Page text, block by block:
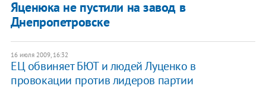
Яценюка не пустили на завод в
Днепропетровске
16 июля 2009, 16:32
ЕЦ обвиняет БЮТ и людей Луценко в
провокации против лидеров партии